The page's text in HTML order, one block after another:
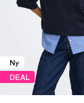
Ny
DEAL